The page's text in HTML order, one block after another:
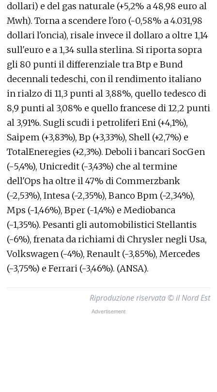
dollari) e del gas naturale (+5,2% a 48,98 euro al
Mwh). Torna a scendere l'oro (-0,58% a 4.031,98
dollari l'oncia), risale invece il dollaro a oltre 1,14
sull'euro e a 1,34 sulla sterlina. Si riporta sopra
gli 80 punti il differenziale tra Btp e Bund
decennali tedeschi, con il rendimento italiano
in rialzo di 11,3 punti al 3,88%, quello tedesco di
8,9 punti al 3,08% e quello francese di 12,2 punti
al 3,91%. Sugli scudi i petroliferi Eni (+4,1%),
Saipem (+3,83%), Bp (+3,33%), Shell (+2,7%) e
TotalEneregies (+2,3%). Deboli i bancari SocGen
(-5,4%), Unicredit (-3,43%) che al termine
dell'Ops ha oltre il 47% di Commerzbank
(-2,53%), Intesa (-2,35%), Banco Bpm (-2,34%),
Mps (-1,46%), Bper (-1,4%) e Mediobanca
(-1,35%). Pesanti gli automobilistici Stellantis
(-6%), frenata da richiami di Chrysler negli Usa,
Volkswagen (-4%), Renault (-3,85%), Mercedes
(-3,75%) e Ferrari (-3,46%). (ANSA).
Riproduzione riservata © il Nord Est